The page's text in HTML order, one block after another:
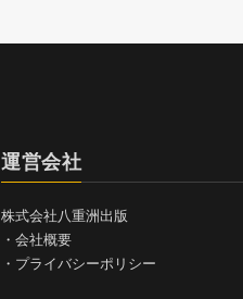
運営会社
株式会社八重洲出版
・ 会社概要
・ プライバシーポリシー